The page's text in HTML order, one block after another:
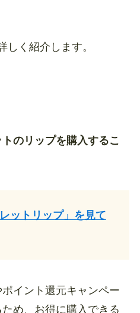
しく紹介します。
のリップを購入するこ
ットリップ」を見て
イント還元キャンペー
め、お得に購入できる